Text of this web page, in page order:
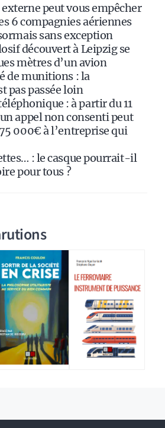
peut vous empêcher
6 compagnies aériennes
sans exception
découvert à Leipzig se
mètres d’un avion
de munitions : la
pas passée loin
: à partir du 11
appel non consenti peut
000€ à l’entreprise qui
: le casque pourrait-il
pour tous ?